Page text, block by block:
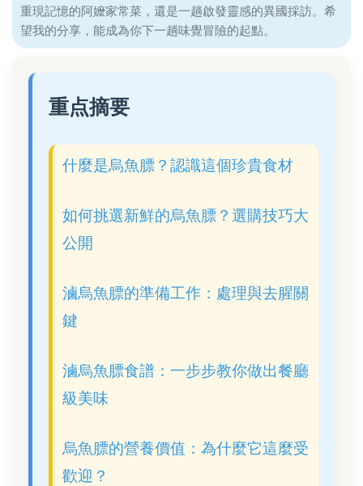
重現記憶的阿嬤家常菜，還是一趟啟發靈感的異國採訪。希
望我的分享，能成為你下一趟味覺冒險的起點。
重点摘要
什麼是烏魚膘？認識這個珍貴食材
如何挑選新鮮的烏魚膘？選購技巧大
公開
滷烏魚膘的準備工作：處理與去腥關
鍵
滷烏魚膘食譜：一步步教你做出餐廳
級美味
烏魚膘的營養價值：為什麼它這麼受
歡迎？